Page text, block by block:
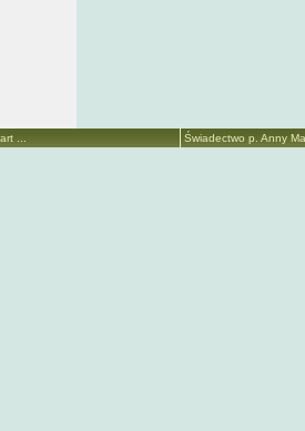
... Świadectwo p. Anny